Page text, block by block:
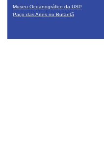
Museu Oceanográfico da USP
Paço das Artes no Butantã